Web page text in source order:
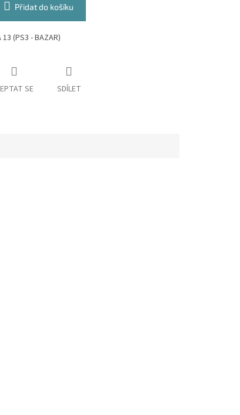
Přidat do košíku
13 (PS3 - BAZAR)
SE SDÍLET